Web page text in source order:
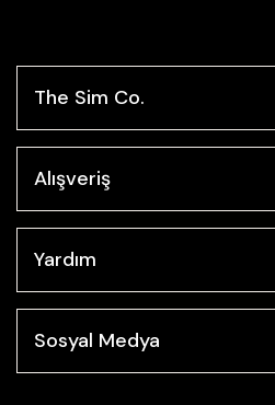
The Sim Co.
Alışveriş
Yardım
Sosyal Medya